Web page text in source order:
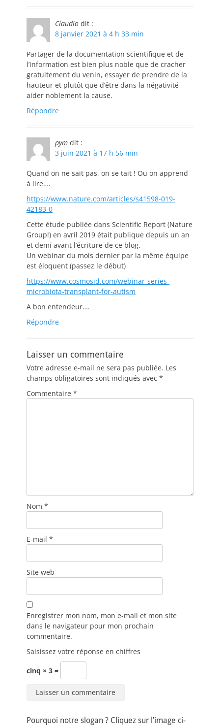
Claudio dit :
8 janvier 2021 à 4 h 33 min
Partager de la documentation scientifique et de
l’information est bien plus noble que de cracher
gratuitement du venin, essayer de prendre de la
hauteur et plutôt que d’être dans la négativité
aider noblement la cause.
Répondre
pym dit :
3 juin 2021 à 17 h 56 min
Quand on ne sait pas, on se tait ! Ou on apprend
à lire….
https://www.nature.com/articles/s41598-019-
42183-0
Cette étude publiée dans Scientific Report (Nature
Group!) en avril 2019 était publique depuis un an
et demi avant l’écriture de ce blog.
Un webinar du mois dernier par la même équipe
est éloquent (passez le début)
https://www.cosmosid.com/webinar-series-
microbiota-transplant-for-autism
A bon entendeur….
Répondre
Laisser un commentaire
Votre adresse e-mail ne sera pas publiée. Les
champs obligatoires sont indiqués avec *
Commentaire *
Nom *
E-mail *
Site web
Enregistrer mon nom, mon e-mail et mon site
dans le navigateur pour mon prochain
commentaire.
Saisissez votre réponse en chiffres
cinq × 3 =
Pourquoi notre slogan ? Cliquez sur l’image ci-